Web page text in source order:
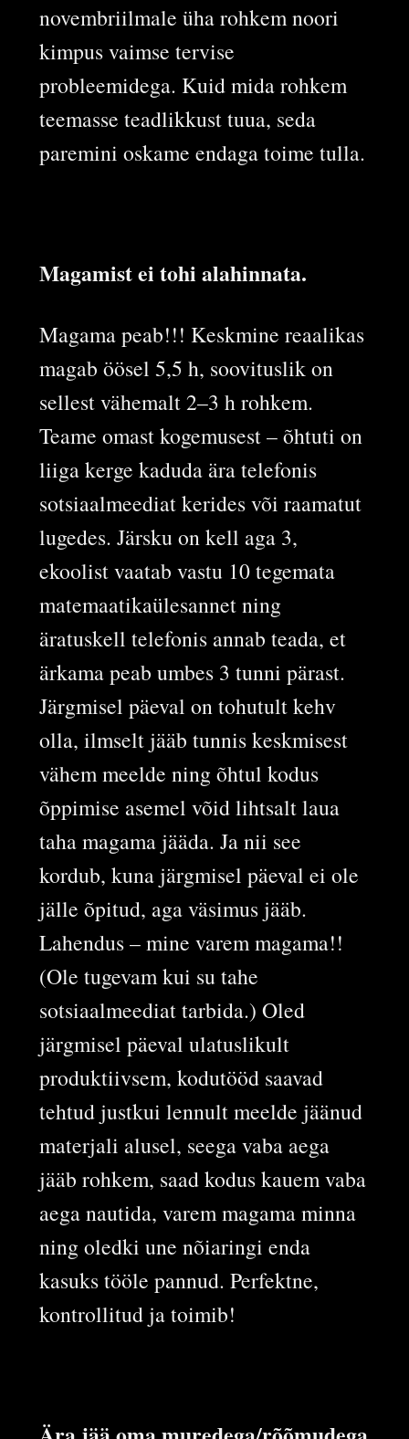
novembriilmale üha rohkem noori
kimpus vaimse tervise
probleemidega. Kuid mida rohkem
teemasse teadlikkust tuua, seda
paremini oskame endaga toime tulla.
Magamist ei tohi alahinnata.
Magama peab!!! Keskmine reaalikas
magab öösel 5,5 h, soovituslik on
sellest vähemalt 2–3 h rohkem.
Teame omast kogemusest – õhtuti on
liiga kerge kaduda ära telefonis
sotsiaalmeediat kerides või raamatut
lugedes. Järsku on kell aga 3,
ekoolist vaatab vastu 10 tegemata
matemaatikaülesannet ning
äratuskell telefonis annab teada, et
ärkama peab umbes 3 tunni pärast.
Järgmisel päeval on tohutult kehv
olla, ilmselt jääb tunnis keskmisest
vähem meelde ning õhtul kodus
õppimise asemel võid lihtsalt laua
taha magama jääda. Ja nii see
kordub, kuna järgmisel päeval ei ole
jälle õpitud, aga väsimus jääb.
Lahendus – mine varem magama!!
(Ole tugevam kui su tahe
sotsiaalmeediat tarbida.) Oled
järgmisel päeval ulatuslikult
produktiivsem, kodutööd saavad
tehtud justkui lennult meelde jäänud
materjali alusel, seega vaba aega
jääb rohkem, saad kodus kauem vaba
aega nautida, varem magama minna
ning oledki une nõiaringi enda
kasuks tööle pannud. Perfektne,
kontrollitud ja toimib!